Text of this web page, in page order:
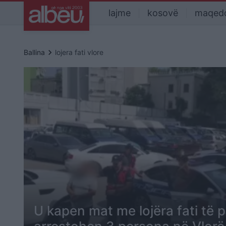
lajme kosovë
Ballina keyboard_arrow_right lojera fati vlore
U kapen mat me lojëra fati të